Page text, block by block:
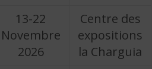
13-22
Novembre
2026
Centre des
expositions
la Charguia